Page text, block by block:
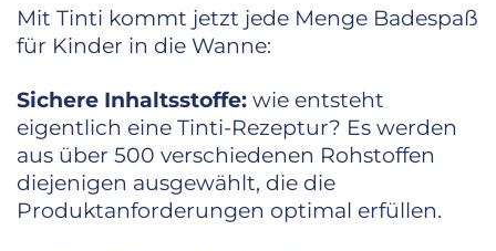
Mit Tinti kommt jetzt jede Menge Badespaß
für Kinder in die Wanne:
Sichere Inhaltsstoffe: wie entsteht
eigentlich eine Tinti-Rezeptur? Es werden
aus über 500 verschiedenen Rohstoffen
diejenigen ausgewählt, die die
Produktanforderungen optimal erfüllen.